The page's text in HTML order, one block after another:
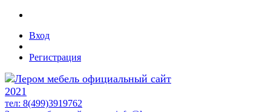
Вход
Регистрация
тел: 8(499)3919762